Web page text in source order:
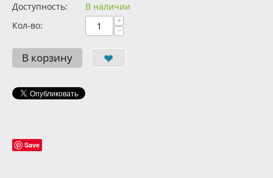
Доступность:
В наличии
Кол-во:
+
−
В корзину
Save